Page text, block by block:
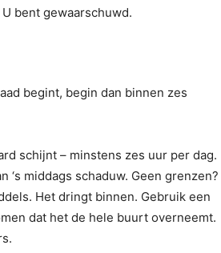
bent gewaarschuwd.
begint, begin dan binnen zes
schijnt – minstens zes uur per dag.
middags schaduw. Geen grenzen?
Het dringt binnen. Gebruik een
dat het de hele buurt overneemt.